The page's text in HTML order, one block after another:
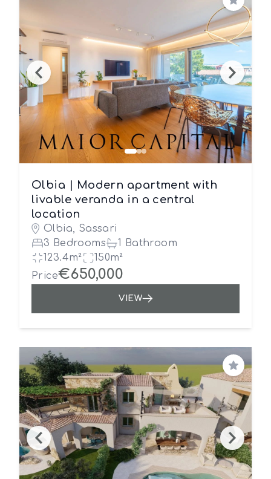
Save
Olbia | Modern apartment with
livable veranda in a central
location
Olbia, Sassari
3 Bedrooms
1 Bathroom
123.4m²
150m²
Price€650,000
VIEW
Save